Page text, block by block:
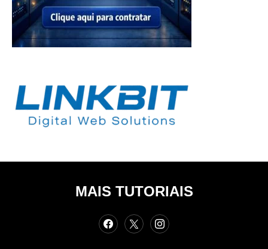
MAIS TUTORIAIS